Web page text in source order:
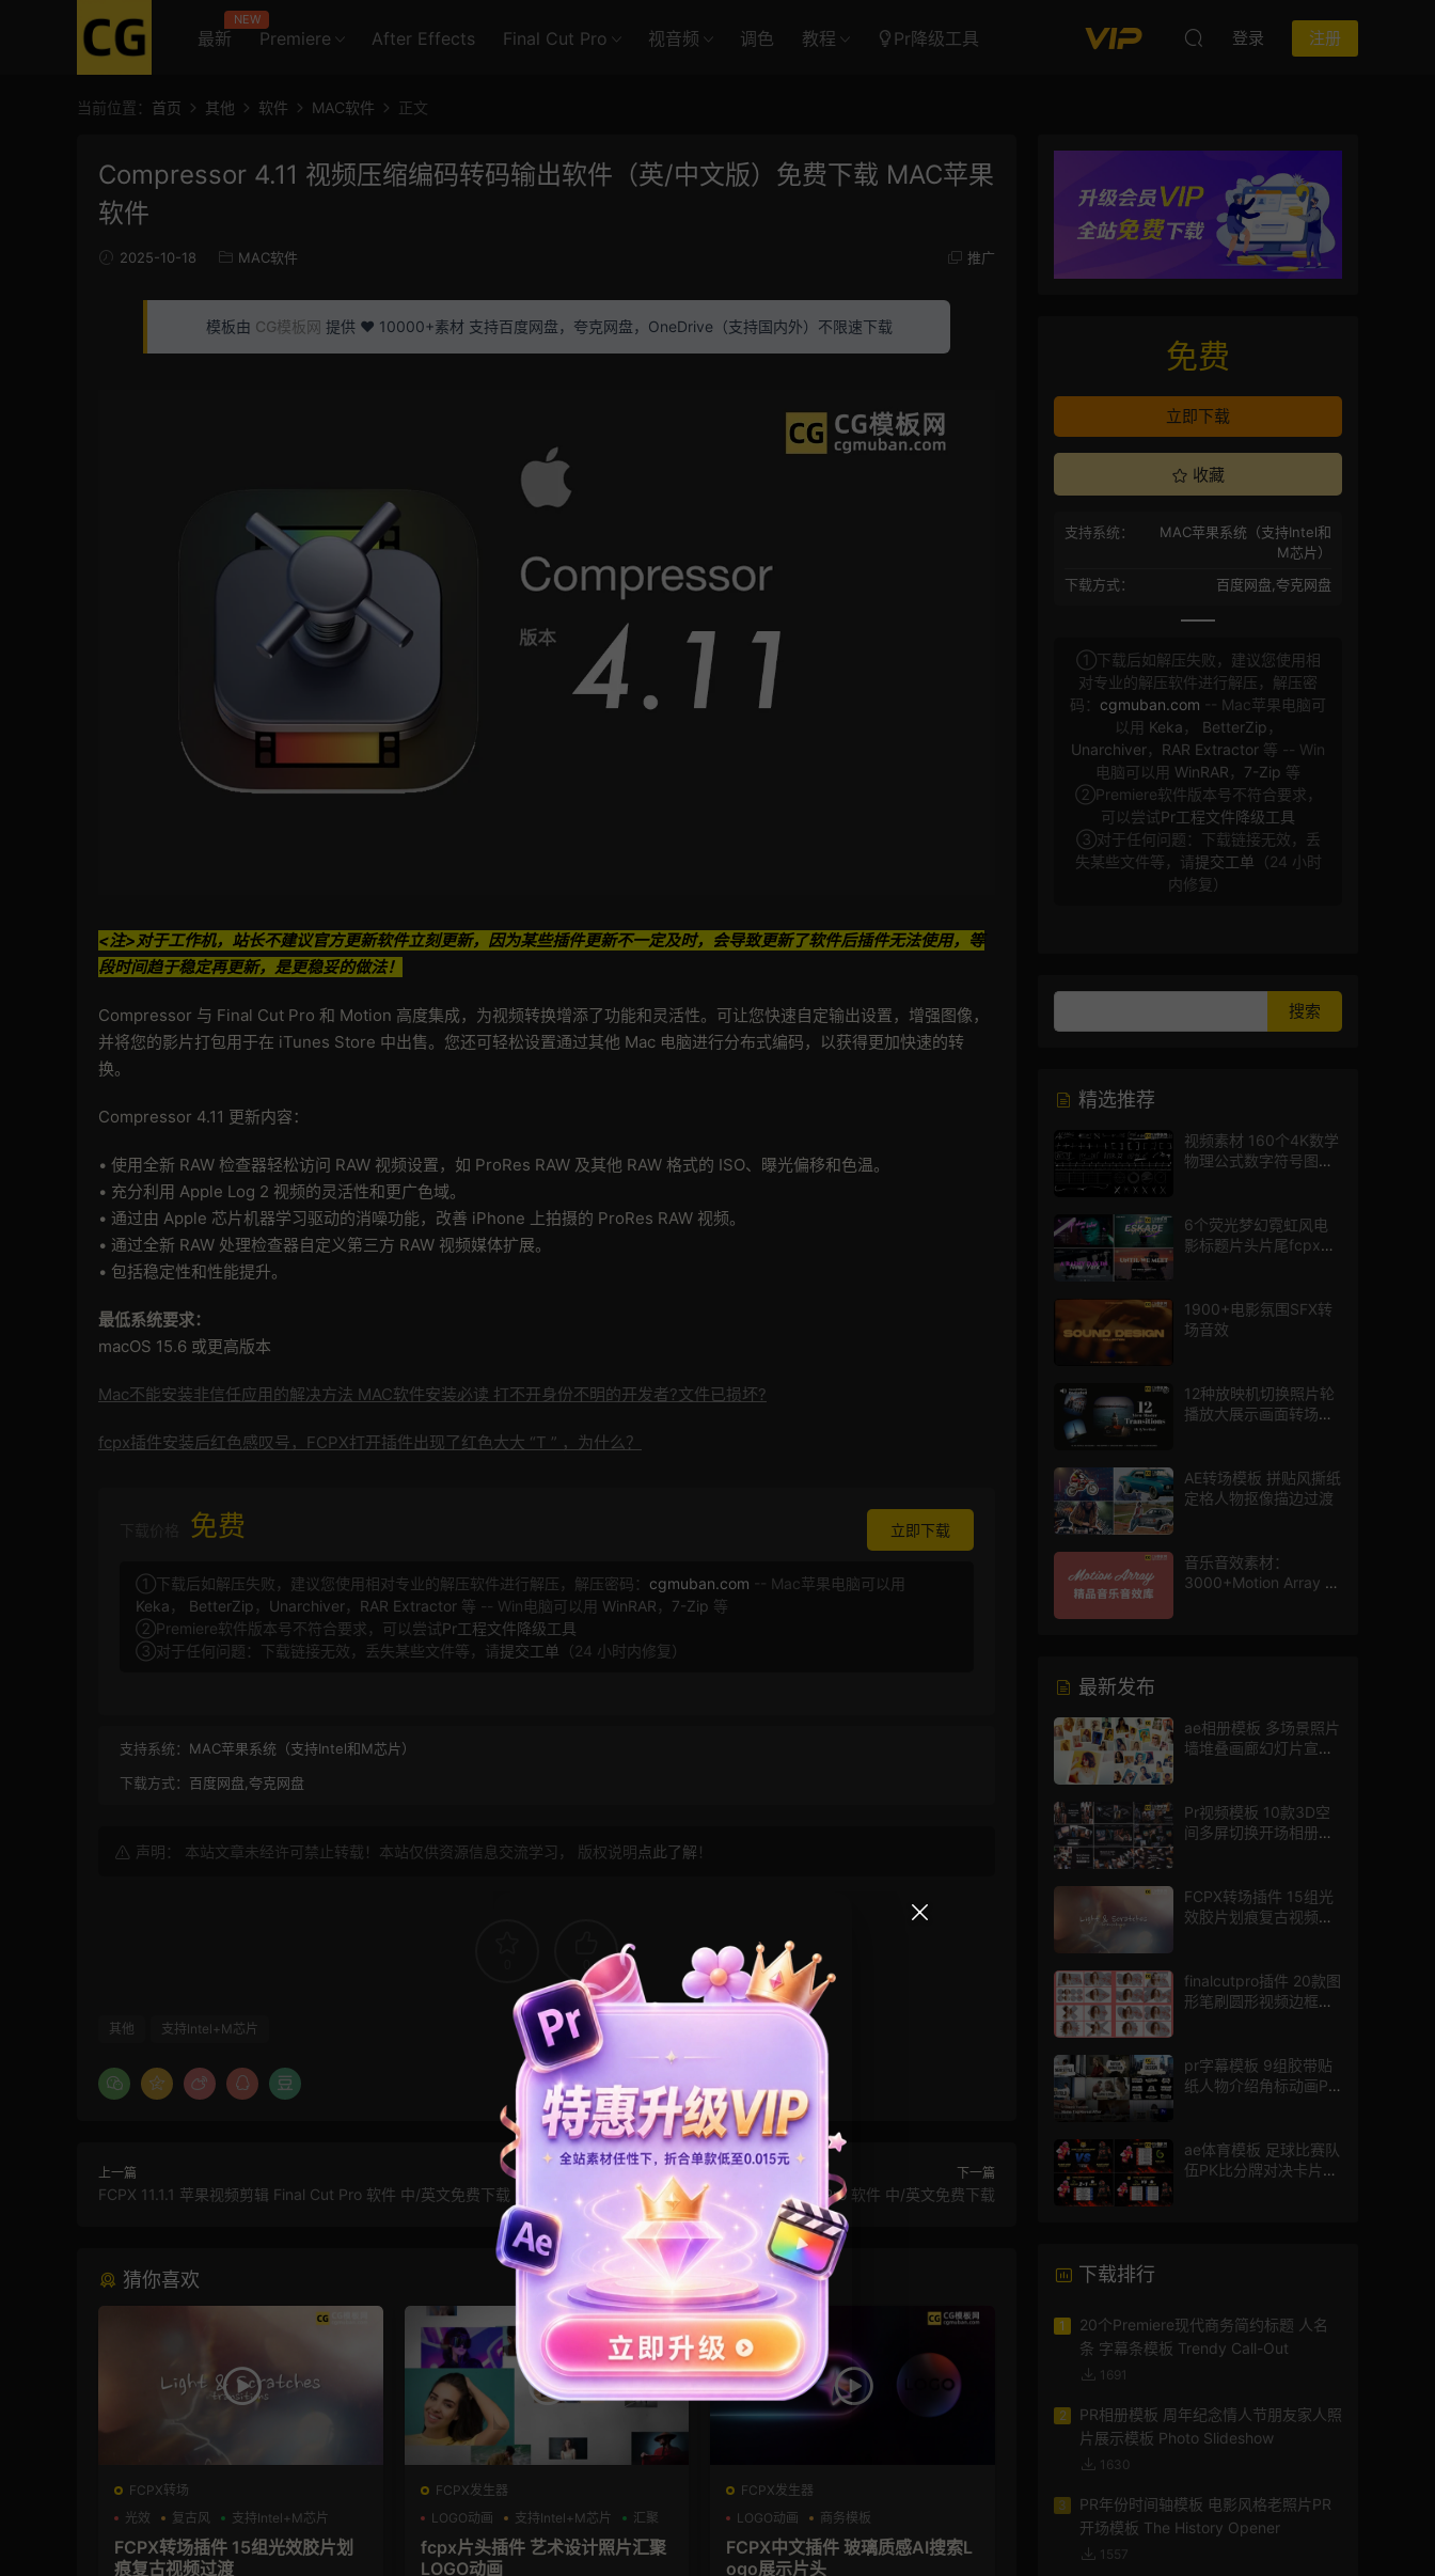
最新
NEW
Premiere After Effects Final Cut Pro 视音频 调色 教程 Pr降级工具 登录 注册
当前位置： 首页 其他 软件 MAC软件 正文
Compressor 4.11 视频压缩编码转码输出软件（英/中文版）免费下载 MAC苹果
软件
2025-10-18 MAC软件 推广
模板由 CG模板网 提供 ❤️ 10000+素材 支持百度网盘，夸克网盘，OneDrive（支持国内外）不限速下载
<注>对于工作机，站长不建议官方更新软件立刻更新，因为某些插件更新不一定及时，会导致更新了软件后插件无法使用，等
段时间趋于稳定再更新，是更稳妥的做法！
Compressor 与 Final Cut Pro 和 Motion 高度集成，为视频转换增添了功能和灵活性。可让您快速自定输出设置，增强图像，
并将您的影片打包用于在 iTunes Store 中出售。您还可轻松设置通过其他 Mac 电脑进行分布式编码，以获得更加快速的转
换。
Compressor 4.11 更新内容：
• 使用全新 RAW 检查器轻松访问 RAW 视频设置，如 ProRes RAW 及其他 RAW 格式的 ISO、曝光偏移和色温。
• 充分利用 Apple Log 2 视频的灵活性和更广色域。
• 通过由 Apple 芯片机器学习驱动的消噪功能，改善 iPhone 上拍摄的 ProRes RAW 视频。
• 通过全新 RAW 处理检查器自定义第三方 RAW 视频媒体扩展。
• 包括稳定性和性能提升。
最低系统要求：
macOS 15.6 或更高版本
Mac不能安装非信任应用的解决方法 MAC软件安装必读 打不开身份不明的开发者?文件已损坏?
fcpx插件安装后红色感叹号，FCPX打开插件出现了红色大大 “T ” ，为什么？
免费 立即下载
①下载后如解压失败，建议您使用相对专业的解压软件进行解压，解压密码： cgmuban.com -- Mac苹果电脑可以用
Keka ， BetterZip ， Unarchiver， RAR Extractor 等 -- Win电脑可以用 WinRAR ， 7-Zip 等
②Premiere软件版本号不符合要求，可以尝试Pr工程文件降级工具
③对于任何问题：下载链接无效，丢失某些文件等，请提交工单 （24 小时内修复）
支持系统： MAC苹果系统（支持Intel和M芯片）
下载方式： 百度网盘,夸克网盘
声明： 本站文章未经许可禁止转载！本站仅供资源信息交流学习， 版权说明点此了解 ！
0
其他 支持Intel+M芯片
上一篇
FCPX 11.1.1 苹果视频剪辑 Final Cut Pro 软件 中/英文免费下载
下一篇
FCPX 11.2 苹果视频剪辑 Final Cut Pro 软件 中/英文免费下载
猜你喜欢
FCPX转场
光效
复古风 支持Intel+M芯片
FCPX转场插件 15组光效胶片划
痕复古视频过渡
FCPX发生器
LOGO动画
支持Intel+M芯片 汇聚
fcpx片头插件 艺术设计照片汇聚
LOGO动画
FCPX发生器
LOGO动画
商务模板
支持Intel+M芯片
FCPX中文插件 玻璃质感AI搜索L
ogo展示片头
免费
立即下载
收藏
支持系统：
MAC苹果系统（支持Intel和
M芯片）
下载方式：
百度网盘,夸克网盘
①下载后如解压失败，建议您使用相
对专业的解压软件进行解压，解压密
码： cgmuban.com -- Mac苹果电脑可
以用 Keka ， BetterZip ，
Unarchiver， RAR Extractor 等 -- Win
电脑可以用 WinRAR ， 7-Zip 等
②Premiere软件版本号不符合要求，
可以尝试Pr工程文件降级工具
③对于任何问题：下载链接无效，丢
失某些文件等，请提交工单 （24 小时
内修复）
精选推荐
视频素材 160个4K数学
物理公式数字符号图标
6个荧光梦幻霓虹风电
影标题片头片尾fcpx插
1900+电影氛围SFX转
场音效
12种放映机切换照片轮
播放大展示画面转场动
AE转场模板 拼贴风撕纸
定格人物抠像描边过渡
音乐音效素材：
3000+Motion Array 影
最新发布
ae相册模板 多场景照片
墙堆叠画廊幻灯片宣传
Pr视频模板 10款3D空
间多屏切换开场相册视
FCPX转场插件 15组光
效胶片划痕复古视频过
finalcutpro插件 20款图
形笔刷圆形视频边框遮
pr字幕模板 9组胶带贴
纸人物介绍角标动画PR
ae体育模板 足球比赛队
伍PK比分牌对决卡片球
下载排行
1
20个Premiere现代商务简约标题 人名
条 字幕条模板 Trendy Call-Out
1691
2
PR相册模板 周年纪念情人节朋友家人照
片展示模板 Photo Slideshow
1630
3
PR年份时间轴模板 电影风格老照片PR
开场模板 The History Opener
1557